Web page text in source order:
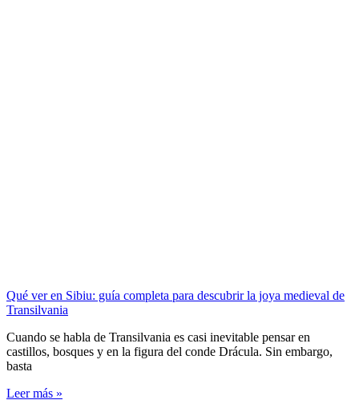
Qué ver en Sibiu: guía completa para descubrir la joya medieval de
Transilvania
Cuando se habla de Transilvania es casi inevitable pensar en
castillos, bosques y en la figura del conde Drácula. Sin embargo,
basta
Leer más »